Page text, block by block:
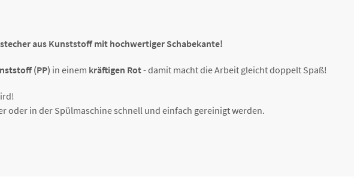
aus Kunststoff mit hochwertiger Schabekante!
(PP) in einem kräftigen Rot- damit macht die Arbeit gleicht doppelt Spaß!
oder in der Spülmaschine schnell und einfach gereinigt werden.